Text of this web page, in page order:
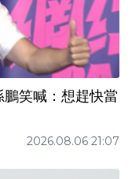
笑喊：想趕快當
2026.08.06 21:07